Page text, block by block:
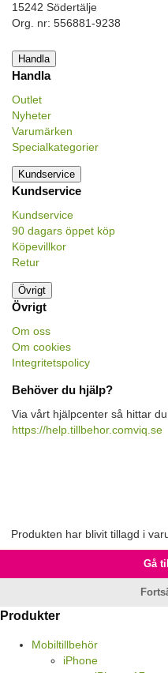
15242 Södertälje
Org. nr: 556881-9238
Handla
Handla
Outlet
Nyheter
Varumärken
Specialkategorier
Kundservice
Kundservice
Kundservice
90 dagars öppet köp
Köpevillkor
Retur
Övrigt
Övrigt
Om oss
Om cookies
Integritetspolicy
Behöver du hjälp?
Via vårt hjälpcenter så hittar
https://help.tillbehor.comviq.se
Produkten har blivit tillagd i
Gå
Produkter
Mobiltillbehör
iPhone